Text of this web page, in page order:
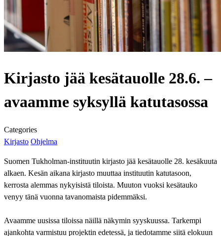
Kirjasto jää kesätauolle 28.6. –
avaamme syksyllä katutasossa
Categories
Kirjasto Ohjelma
Suomen Tukholman-instituutin kirjasto jää kesätauolle 28. kesäkuuta
alkaen. Kesän aikana kirjasto muuttaa instituutin katutasoon,
kerrosta alemmas nykyisistä tiloista. Muuton vuoksi kesätauko
venyy tänä vuonna tavanomaista pidemmäksi.
Avaamme uusissa tiloissa näillä näkymin syyskuussa. Tarkempi
ajankohta varmistuu projektin edetessä, ja tiedotamme siitä elokuun